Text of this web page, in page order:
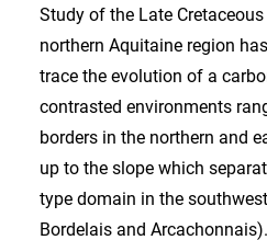
Study of the Late
northern Aquitaine region
trace the evolution of a
contrasted environments
borders in the northern and
up to the slope which
type domain in the
Bordelais and